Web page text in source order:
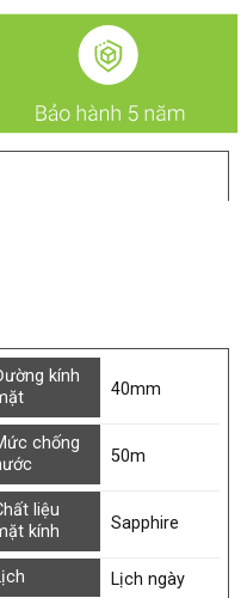
kính
40mm
chống
50m
liệu
kính
Sapphire
Lịch ngày